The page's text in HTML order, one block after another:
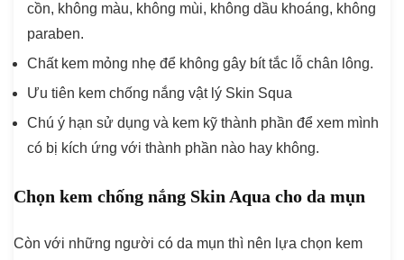
cồn, không màu, không mùi, không dầu khoáng, không
paraben.
Chất kem mỏng nhẹ để không gây bít tắc lỗ chân lông.
Ưu tiên kem chống nắng vật lý Skin Squa
Chú ý hạn sử dụng và kem kỹ thành phần để xem mình
có bị kích ứng với thành phần nào hay không.
Chọn kem chống nắng Skin Aqua cho da mụn
Còn với những người có da mụn thì nên lựa chọn kem